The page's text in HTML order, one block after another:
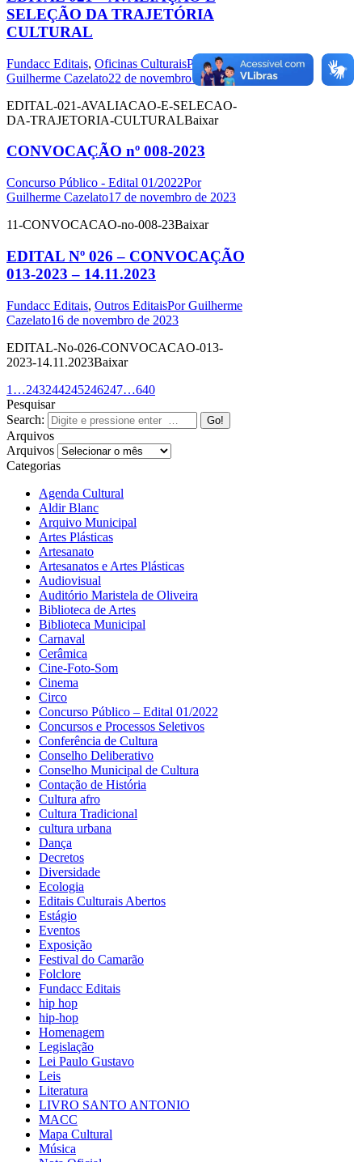
SELEÇÃO DA TRAJETÓRIA
CULTURAL
Fundacc Editais, Oficinas CulturaisPor
Guilherme Cazelato22 de novembro de 2023
EDITAL-021-AVALIACAO-E-SELECAO-
DA-TRAJETORIA-CULTURALBaixar
CONVOCAÇÃO nº 008-2023
Concurso Público - Edital 01/2022Por
Guilherme Cazelato17 de novembro de 2023
11-CONVOCACAO-no-008-23Baixar
EDITAL Nº 026 – CONVOCAÇÃO
013-2023 – 14.11.2023
Fundacc Editais, Outros EditaisPorGuilherme
Cazelato16 de novembro de 2023
EDITAL-No-026-CONVOCACAO-013-
2023-14.11.2023Baixar
1 …243244245246247…640
Pesquisar
Search:
Arquivos
Arquivos
Categorias
Agenda Cultural
Aldir Blanc
Arquivo Municipal
Artes Plásticas
Artesanato
Artesanatos e Artes Plásticas
Audiovisual
Auditório Maristela de Oliveira
Biblioteca de Artes
Biblioteca Municipal
Carnaval
Cerâmica
Cine-Foto-Som
Cinema
Circo
Concurso Público – Edital 01/2022
Concursos e Processos Seletivos
Conferência de Cultura
Conselho Deliberativo
Conselho Municipal de Cultura
Contação de História
Cultura afro
Cultura Tradicional
cultura urbana
Dança
Decretos
Diversidade
Ecologia
Editais Culturais Abertos
Estágio
Eventos
Exposição
Festival do Camarão
Folclore
Fundacc Editais
hip hop
hip-hop
Homenagem
Legislação
Lei Paulo Gustavo
Leis
Literatura
LIVRO SANTO ANTONIO
MACC
Mapa Cultural
Música